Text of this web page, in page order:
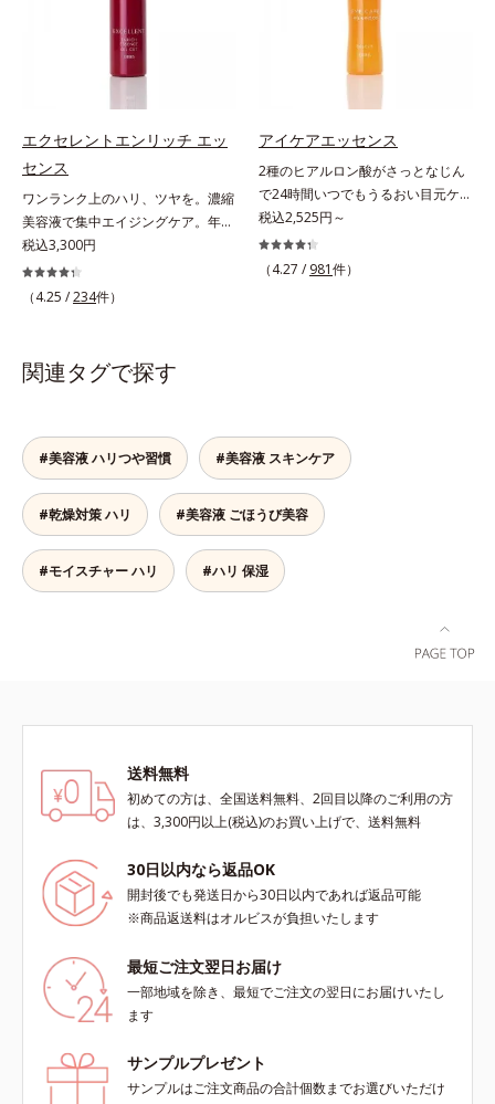
るおい不足など*3 お手入れのファ
ーストステップのこと*4 細胞間脂
質に類似した構造*5 保湿成分
ンバー グロウプレセラム」は、オ
イル成分(*2)が肌に素早くなじみ、
透。ADセラミドミックスが肌をす
こやかに整え、うるおいを蓄える肌
とで、あとのオールインワンクリー
ムの肌なじみを高め、うるおいとツ
ヤのある肌を叶えます。*1 肌にハ
リを与え若々しい印象*2 スクワラ
ン、トリ（カプリル酸／カプリン
酸）グリセリル＝肌をやわらかくほ
刺激から肌を守ります。肌の内側
(*2)と外側、両方からのWアプロー
チでゆらぎ(*1)を食い止め、夕方に
かけてダウンしていくハリの低下を
予防。朝の“ピーク肌”が長時間続き
ます。UVカット効果と肌をトーン
アップさせる効果(*4)があり、朝の
メイク前のスキンケアにぴったり。
オイルカットでベタつかないので、
すぐにメイクが始められます。*1
乾燥など *2 角層内 *3 ちり・ほこ
り等 *4 メイクアップ効果による
エクセレントエンリッチ エッ
センス
ワンランク上のハリ、ツヤを。濃縮
美容液で集中エイジングケア。年齢
を重ねた肌に、濃縮エッセンスがさ
らにワンランク上のエイジングケア
(*)を。ハリ、ツヤを集中ケアする保
触の美容液が角層のすみずみまで浸
透し、肌はもっちり、やわらか。角
に使うのが効果的。より積極的な集
中エイジングケアで、もっちりとし
た、つややかな肌に出合えます。*
年齢に応じたお手入れのこと
税込3,300円
（4.25 /234件）
アイケアエッセンス
2種のヒアルロン酸がさっとなじん
で24時間いつでもうるおい目元ケ
ア。メイクの上からもプラスオン
OK。「目元がカサつく、ハリがな
い、疲れて見える・・・」目元を見
2種類のヒアルロン酸が肌の外と内
から贅沢保湿。肌に素早くなじみ、
ここちよく肌を整えます。無油分だ
からこそ実現できたべたつかない使
いごこちで、つけた瞬間から、うる
おいとハリ感のある肌へ。目元はも
ちろん、乾燥が気になる小鼻や口元
税込2,525円～
（4.27 / 981件）
関連タグで探す
#美容液 ハリつや習慣 #美容液 スキンケア
#乾燥対策 ハリ #美容液 ごほうび美容
#モイスチャー ハリ #ハリ 保湿
送料無料
初めての方は、全国送料無料、2回目以降のご利用の方
は、3,300円以上(税込)のお買い上げで、送料無料
30日以内なら返品OK
開封後でも発送日から30日以内であれば返品可能
※商品返送料はオルビスが負担いたします
最短ご注文翌日お届け
一部地域を除き、最短でご注文の翌日にお届けいたし
ます
サンプルプレゼント
サンプルはご注文商品の合計個数までお選びいただけ